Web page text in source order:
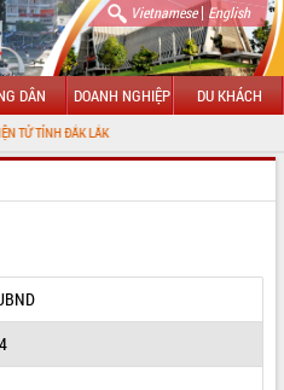
Vietnamese| English
DÂN DOANH NGHIỆP DU KHÁCH
ĐẮK LẮK